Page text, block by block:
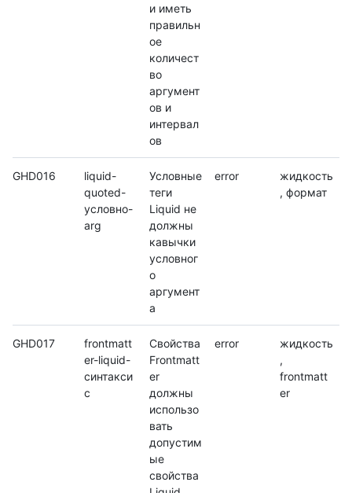
и иметь
правильн
ое
количест
во
аргумент
ов и
интервал
ов
GHD016
liquid-
quoted-
условно-
arg
Условные
теги
Liquid не
должны
кавычки
условног
о
аргумент
а
error
жидкость
, формат
GHD017
frontmatt
er-liquid-
синтакси
с
Свойства
Frontmatt
er
должны
использо
вать
допустим
ые
свойства
error
жидкость
,
frontmatt
er